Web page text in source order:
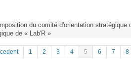
du comité d'orientation stratégique
de « Lab'R »
1 2 3 4 5 6 7 8